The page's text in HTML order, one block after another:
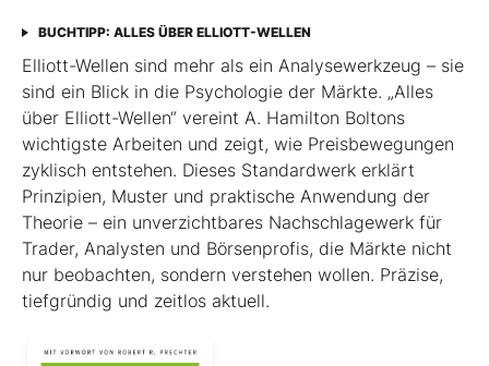
BUCHTIPP: ALLES ÜBER ELLIOTT-WELLEN
Elliott-Wellen sind mehr als ein Analysewerkzeug – sie
sind ein Blick in die Psychologie der Märkte. „Alles
über Elliott-Wellen“ vereint A. Hamilton Boltons
wichtigste Arbeiten und zeigt, wie Preisbewegungen
zyklisch entstehen. Dieses Standardwerk erklärt
Prinzipien, Muster und praktische Anwendung der
Theorie – ein unverzichtbares Nachschlagewerk für
Trader, Analysten und Börsenprofis, die Märkte nicht
nur beobachten, sondern verstehen wollen. Präzise,
tiefgründig und zeitlos aktuell.